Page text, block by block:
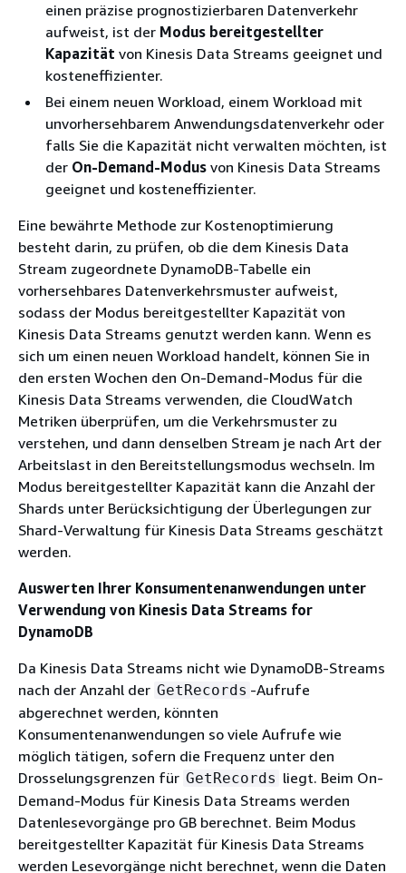
einen präzise prognostizierbaren Datenverkehr
aufweist, ist der Modus bereitgestellter
Kapazität von Kinesis Data Streams geeignet und
kosteneffizienter.
Bei einem neuen Workload, einem Workload mit
unvorhersehbarem Anwendungsdatenverkehr oder
falls Sie die Kapazität nicht verwalten möchten, ist
der On-Demand-Modus von Kinesis Data Streams
geeignet und kosteneffizienter.
Eine bewährte Methode zur Kostenoptimierung
besteht darin, zu prüfen, ob die dem Kinesis Data
Stream zugeordnete DynamoDB-Tabelle ein
vorhersehbares Datenverkehrsmuster aufweist,
sodass der Modus bereitgestellter Kapazität von
Kinesis Data Streams genutzt werden kann. Wenn es
sich um einen neuen Workload handelt, können Sie in
den ersten Wochen den On-Demand-Modus für die
Kinesis Data Streams verwenden, die CloudWatch
Metriken überprüfen, um die Verkehrsmuster zu
verstehen, und dann denselben Stream je nach Art der
Arbeitslast in den Bereitstellungsmodus wechseln. Im
Modus bereitgestellter Kapazität kann die Anzahl der
Shards unter Berücksichtigung der Überlegungen zur
Shard-Verwaltung für Kinesis Data Streams geschätzt
werden.
Auswerten Ihrer Konsumentenanwendungen unter
Verwendung von Kinesis Data Streams for
DynamoDB
Da Kinesis Data Streams nicht wie DynamoDB-Streams
nach der Anzahl der GetRecords -Aufrufe
abgerechnet werden, könnten
Konsumentenanwendungen so viele Aufrufe wie
möglich tätigen, sofern die Frequenz unter den
Drosselungsgrenzen für GetRecords liegt. Beim On-
Demand-Modus für Kinesis Data Streams werden
Datenlesevorgänge pro GB berechnet. Beim Modus
bereitgestellter Kapazität für Kinesis Data Streams
werden Lesevorgänge nicht berechnet, wenn die Daten